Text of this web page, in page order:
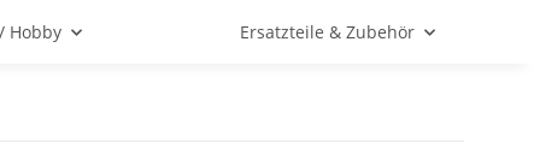
Hobby Ersatzteile & Zubehör